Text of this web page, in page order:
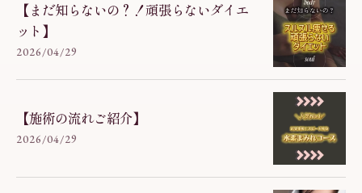
【まだ知らないの？！頑張らないダイエ
ット】
2026/04/29
【施術の流れご紹介】
2026/04/29